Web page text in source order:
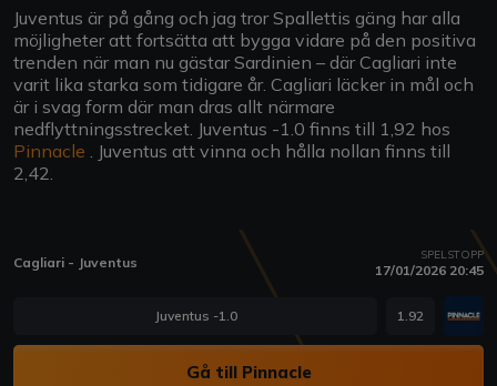
Juventus är på gång och jag tror Spallettis gäng har alla
möjligheter att fortsätta att bygga vidare på den positiva
trenden när man nu gästar Sardinien – där Cagliari inte
varit lika starka som tidigare år. Cagliari läcker in mål och
är i svag form där man dras allt närmare
nedflyttningsstrecket. Juventus -1.0 finns till 1,92 hos
Pinnacle . Juventus att vinna och hålla nollan finns till
2,42.
Cagliari - Juventus SPELSTOPP
17/01/2026 20:45
Juventus -1.0 1.92
Gå till Pinnacle